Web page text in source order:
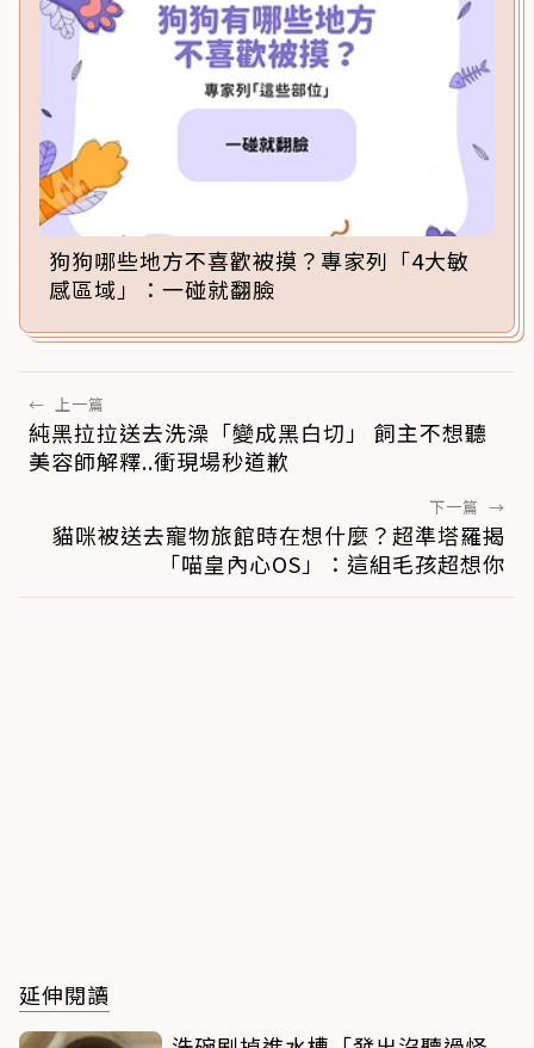
狗狗哪些地方不喜歡被摸？專家列「4大敏
感區域」：一碰就翻臉
← 上一篇
純黑拉拉送去洗澡「變成黑白切」 飼主不想聽
美容師解釋..衝現場秒道歉
下一篇 →
貓咪被送去寵物旅館時在想什麼？超準塔羅揭
「喵皇內心OS」：這組毛孩超想你
延伸閱讀